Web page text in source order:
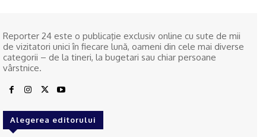
Reporter 24 este o publicaţie exclusiv online cu sute de mii
de vizitatori unici în fiecare lună, oameni din cele mai diverse
categorii – de la tineri, la bugetari sau chiar persoane
vârstnice.
Alegerea editorului